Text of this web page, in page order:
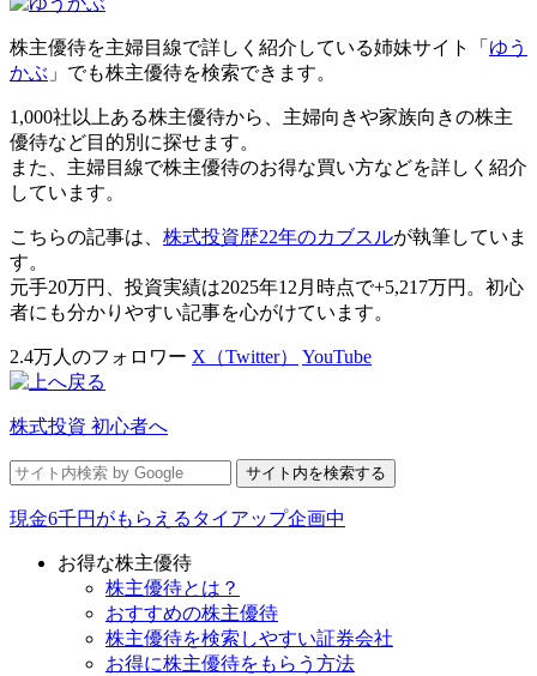
株主優待を主婦目線で詳しく紹介している姉妹サイト「 ゆう
かぶ 」でも株主優待を検索できます。
1,000社以上ある株主優待から、主婦向きや家族向きの株主
優待など目的別に探せます。
また、主婦目線で株主優待のお得な買い方などを詳しく紹介
しています。
こちらの記事は、 株式投資歴22年のカブスルが執筆していま
す。
元手20万円、投資実績は2025年12月時点で+5,217万円。初心
者にも分かりやすい記事を心がけています。
2.4万人のフォロワー X（Twitter） YouTube
株式投資 初心者へ
現金6千円がもらえるタイアップ企画中
お得な株主優待
株主優待とは？
おすすめの株主優待
株主優待を検索しやすい証券会社
お得に株主優待をもらう方法